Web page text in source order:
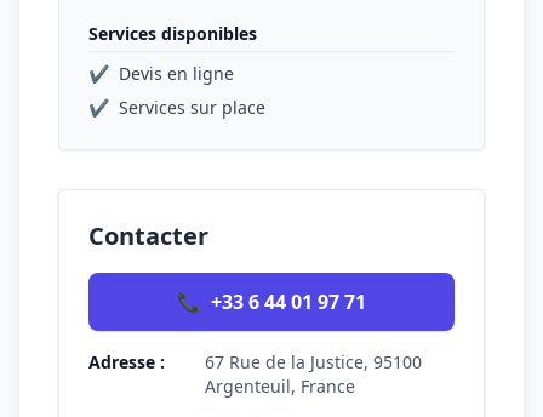
Services disponibles
✔ Devis en ligne
✔ Services sur place
Contacter
📞 +33 6 44 01 97 71
Adresse :
67 Rue de la Justice, 95100
Argenteuil, France